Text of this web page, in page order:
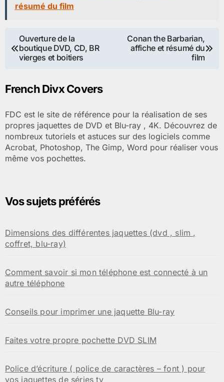
résumé du film
Navigation
de
l’article
Ouverture de la
boutique DVD, CD, BR
vierges et boitiers
Conan the Barbarian,
affiche et résumé du
film
French Divx Covers
FDC est le site de référence pour la réalisation de ses
propres jaquettes de DVD et Blu-ray , 4K. Découvrez de
nombreux tutoriels et astuces sur des logiciels comme
Acrobat, Photoshop, The Gimp, Word pour réaliser vous
même vos pochettes.
Vos sujets préférés
Dimensions des différentes jaquettes (dvd , slim ,
coffret, blu-ray)
Comment savoir si mon téléphone est connecté à un
autre téléphone
Conseils pour imprimer une jaquette Blu-ray
Faites votre propre pochette DVD SLIM
Police d’écriture ( police de caractères – font ) pour
vos jaquettes de séries tv